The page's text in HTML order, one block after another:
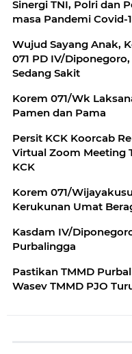
Sinergi TNI, Polri dan
masa Pandemi Covid-
Wujud Sayang Anak,
071 PD IV/
Sedang Sakit
Korem 071/Wk
Pamen dan Pama
Persit KCK Koorcab
Virtual Zoom Meeting
KCK
Korem 071/
Kerukunan Umat
Kasdam IV/
Purbalingga
Pastikan TMMD
Wasev TMMD PJO